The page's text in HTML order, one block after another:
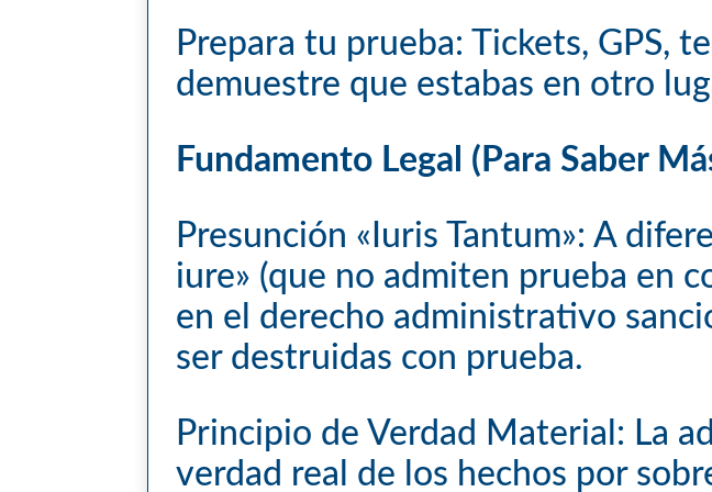
Prepara tu prueba: Tickets, GPS,
demuestre que estabas en otro
Fundamento Legal (Para Saber
Presunción «Iuris Tantum»: A
iure» (que no admiten prueba en
en el derecho administrativo
ser destruidas con prueba.
Principio de Verdad Material: La
verdad real de los hechos por